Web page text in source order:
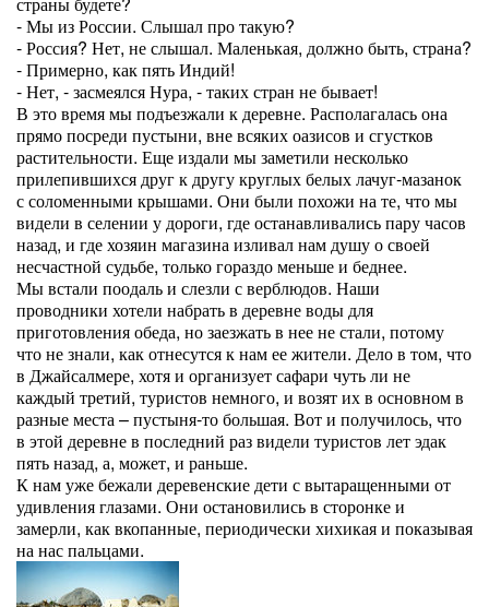
- Мы из России. Слышал про такую?
- Россия? Нет, не слышал. Маленькая, должно быть, страна?
- Примерно, как пять Индий!
- Нет, - засмеялся Нура, - таких стран не бывает!
В это время мы подъезжали к деревне. Располагалась она
прямо посреди пустыни, вне всяких оазисов и сгустков
растительности. Еще издали мы заметили несколько
прилепившихся друг к другу круглых белых лачуг-мазанок
с соломенными крышами. Они были похожи на те, что мы
видели в селении у дороги, где останавливались пару часов
назад, и где хозяин магазина изливал нам душу о своей
несчастной судьбе, только гораздо меньше и беднее.
Мы встали поодаль и слезли с верблюдов. Наши
проводники хотели набрать в деревне воды для
приготовления обеда, но заезжать в нее не стали, потому
что не знали, как отнесутся к нам ее жители. Дело в том, что
в Джайсалмере, хотя и организует сафари чуть ли не
каждый третий, туристов немного, и возят их в основном в
разные места – пустыня-то большая. Вот и получилось, что
в этой деревне в последний раз видели туристов лет эдак
пять назад, а, может, и раньше.
К нам уже бежали деревенские дети с вытаращенными от
удивления глазами. Они остановились в сторонке и
замерли, как вкопанные, периодически хихикая и показывая
на нас пальцами.